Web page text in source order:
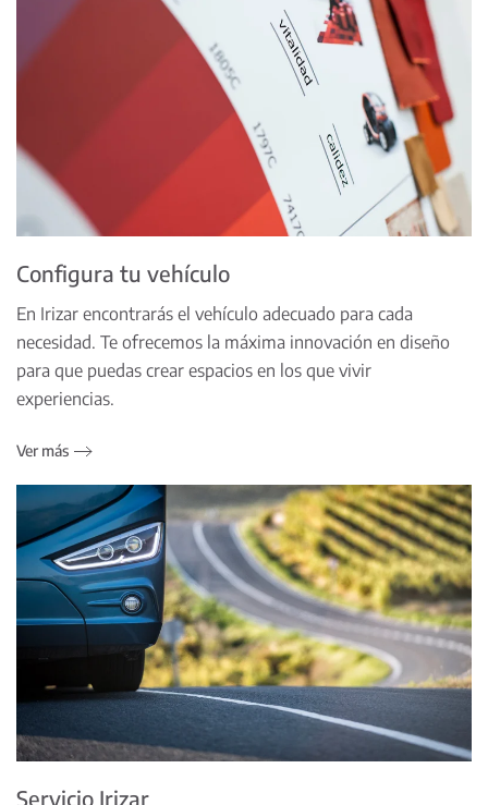
Configura tu vehículo
En Irizar encontrarás el vehículo adecuado para cada
necesidad. Te ofrecemos la máxima innovación en diseño
para que puedas crear espacios en los que vivir
experiencias.
Ver más
Servicio Irizar